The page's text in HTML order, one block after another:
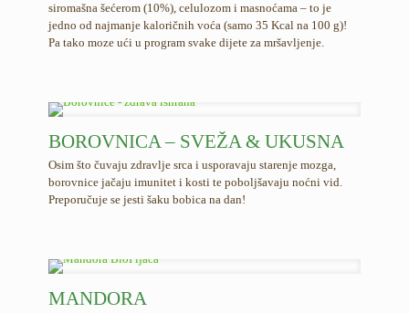
siromašna šećerom (10%), celulozom i masnoćama – to je
jedno od najmanje kaloričnih voća (samo 35 Kcal na 100 g)!
Pa tako moze ući u program svake dijete za mršavljenje.
BOROVNICA – SVEŽA & UKUSNA
Osim što čuvaju zdravlje srca i usporavaju starenje mozga,
borovnice jačaju imunitet i kosti te poboljšavaju noćni vid.
Preporučuje se jesti šaku bobica na dan!
MANDORA